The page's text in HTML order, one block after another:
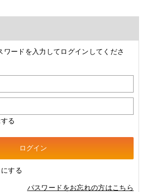
ワードを入力してログインしてくださ
る
する
パスワードをお忘れの方はこちら